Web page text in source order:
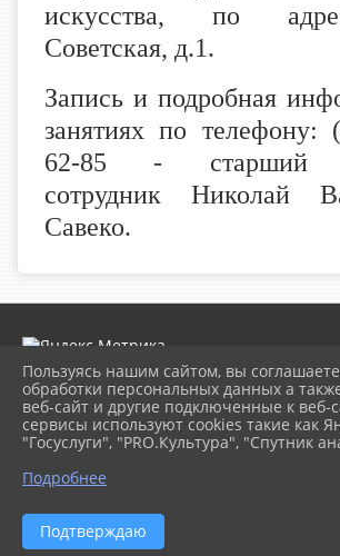
искусства, по
Советская, д.1.
Запись и подробная
занятиях по телефону:
62-85 - старший
сотрудник Николай
Савеко.
2026 г. museumkam.ru
Вход
Карта сайта
Политика обработки персональных
Сделано на KubCMS
Разработка и поддержка
Пользуясь нашим сайтом, вы
обработки персональных данных а
веб-сайт и другие подключенные к веб-
сервисы используют cookies такие как
"Госуслуги", "PRO.Культура", "Спутник
Подробнее
Подтверждаю